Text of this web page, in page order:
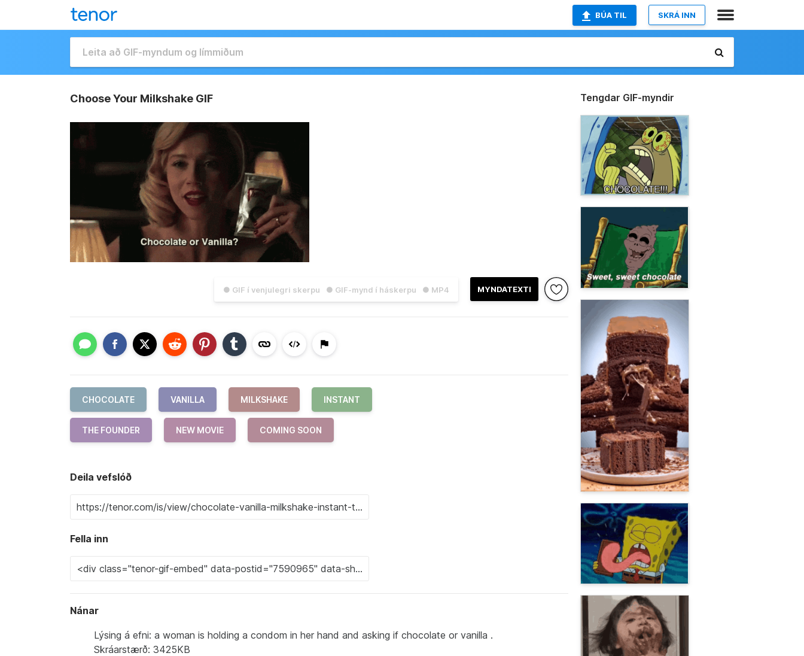
BÚA TIL SKRÁ INN
Choose Your Milkshake GIF
● GIF í venjulegri skerpu ● GIF-mynd í háskerpu ● MP4 MYNDATEXTI
CHOCOLATE VANILLA MILKSHAKE INSTANT
THE FOUNDER NEW MOVIE COMING SOON
Deila vefslóð
Fella inn
Nánar
Lýsing á efni: a woman is holding a condom in her hand and asking if chocolate or vanilla .
Skráarstærð: 3425KB
Tengdar GIF-myndir